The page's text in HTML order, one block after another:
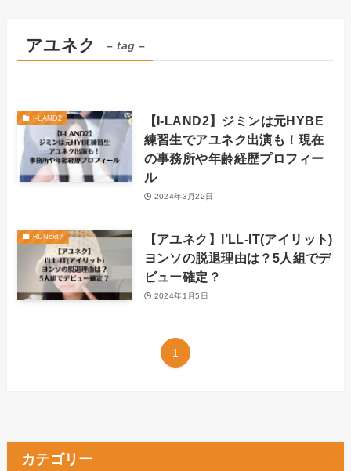
アユネク – tag –
I-LAND2
【I-LAND2】ジミンは元HYBE
練習生でアユネク出演も！現在
の事務所や年齢経歴プロフィー
ル
2024年3月22日
RUNext?
【アユネク】I’LL-IT(アイリット)
ヨンソの脱退理由は？5人組でデ
ビュー確定？
2024年1月5日
1
カテゴリー